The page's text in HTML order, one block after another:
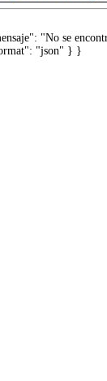
"No se
"json" } }